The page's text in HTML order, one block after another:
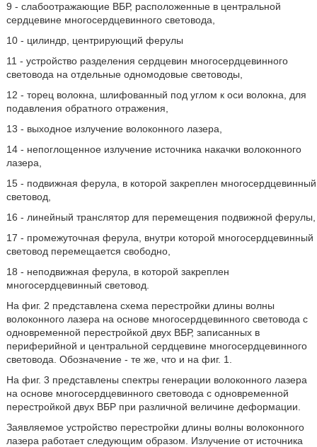
9 - слабоотражающие ВБР, расположенные в центральной
сердцевине многосердцевинного световода,
10 - цилиндр, центрирующий ферулы
11 - устройство разделения сердцевин многосердцевинного
световода на отдельные одномодовые световоды,
12 - торец волокна, шлифованный под углом к оси волокна, для
подавления обратного отражения,
13 - выходное излучение волоконного лазера,
14 - непоглощенное излучение источника накачки волоконного
лазера,
15 - подвижная ферула, в которой закреплен многосердцевинный
световод,
16 - линейный транслятор для перемещения подвижной ферулы,
17 - промежуточная ферула, внутри которой многосердцевинный
световод перемещается свободно,
18 - неподвижная ферула, в которой закреплен
многосердцевинный световод.
На фиг. 2 представлена схема перестройки длины волны
волоконного лазера на основе многосердцевинного световода с
одновременной перестройкой двух ВБР, записанных в
периферийной и центральной сердцевине многосердцевинного
световода. Обозначение - те же, что и на фиг. 1.
На фиг. 3 представлены спектры генерации волоконного лазера
на основе многосердцевинного световода с одновременной
перестройкой двух ВБР при различной величине деформации.
Заявляемое устройство перестройки длины волны волоконного
лазера работает следующим образом. Излучение от источника